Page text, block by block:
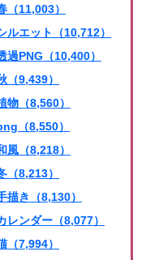
（11,003）
ルエット（10,712）
過PNG（10,400）
（9,439）
物（8,560）
（8,550）
風（8,218）
（8,213）
描き（8,130）
レンダー（8,077）
（7,994）